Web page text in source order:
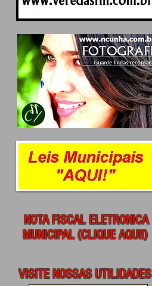
NOTA FISCAL ELETRONICA
MUNICIPAL (CLIQUE AQUI!)
VISITE NOSSAS UTILIDADES